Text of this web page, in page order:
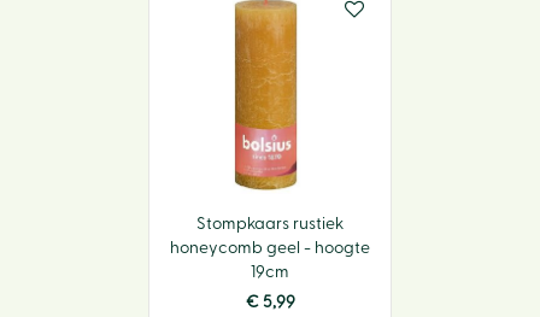
Stompkaars rustiek
honeycomb geel - hoogte
19cm
€ 5,99